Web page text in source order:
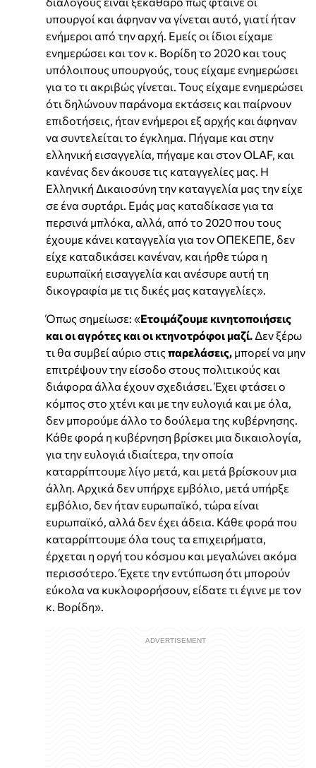
υπουργοί και άφηναν να γίνεται αυτό, γιατί ήταν
ενήμεροι από την αρχή. Εμείς οι ίδιοι είχαμε
ενημερώσει και τον κ. Βορίδη το 2020 και τους
υπόλοιπους υπουργούς, τους είχαμε ενημερώσει
για το τι ακριβώς γίνεται. Τους είχαμε ενημερώσει
ότι δηλώνουν παράνομα εκτάσεις και παίρνουν
επιδοτήσεις, ήταν ενήμεροι εξ αρχής και άφηναν
να συντελείται το έγκλημα. Πήγαμε και στην
ελληνική εισαγγελία, πήγαμε και στον OLAF, και
κανένας δεν άκουσε τις καταγγελίες μας. Η
Ελληνική Δικαιοσύνη την καταγγελία μας την είχε
σε ένα συρτάρι. Εμάς μας καταδίκασε για τα
περσινά μπλόκα, αλλά, από το 2020 που τους
έχουμε κάνει καταγγελία για τον ΟΠΕΚΕΠΕ, δεν
είχε καταδικάσει κανέναν, και ήρθε τώρα η
ευρωπαϊκή εισαγγελία και ανέσυρε αυτή τη
δικογραφία με τις δικές μας καταγγελίες».
Όπως σημείωσε: «Ετοιμάζουμε κινητοποιήσεις
και οι αγρότες και οι κτηνοτρόφοι μαζί. Δεν ξέρω
τι θα συμβεί αύριο στις παρελάσεις, μπορεί να μην
επιτρέψουν την είσοδο στους πολιτικούς και
διάφορα άλλα έχουν σχεδιάσει. Έχει φτάσει ο
κόμπος στο χτένι και με την ευλογιά και με όλα,
δεν μπορούμε άλλο το δούλεμα της κυβέρνησης.
Κάθε φορά η κυβέρνηση βρίσκει μια δικαιολογία,
για την ευλογιά ιδιαίτερα, την οποία
καταρρίπτουμε λίγο μετά, και μετά βρίσκουν μια
άλλη. Αρχικά δεν υπήρχε εμβόλιο, μετά υπήρξε
εμβόλιο, δεν ήταν ευρωπαϊκό, τώρα είναι
ευρωπαϊκό, αλλά δεν έχει άδεια. Κάθε φορά που
καταρρίπτουμε όλα τους τα επιχειρήματα,
έρχεται η οργή του κόσμου και μεγαλώνει ακόμα
περισσότερο. Έχετε την εντύπωση ότι μπορούν
εύκολα να κυκλοφορήσουν, είδατε τι έγινε με τον
κ. Βορίδη».